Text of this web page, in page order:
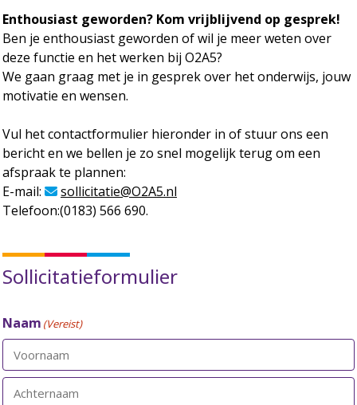
Enthousiast geworden? Kom vrijblijvend op gesprek!
Ben je enthousiast geworden of wil je meer weten over
deze functie en het werken bij O2A5?
We gaan graag met je in gesprek over het onderwijs, jouw
motivatie en wensen.
Vul het contactformulier hieronder in of stuur ons een
bericht en we bellen je zo snel mogelijk terug om een
afspraak te plannen:
E-mail:
sollicitatie@O2A5.nl
Telefoon:(0183) 566 690.
Sollicitatieformulier
Naam (Vereist)
Voornaam